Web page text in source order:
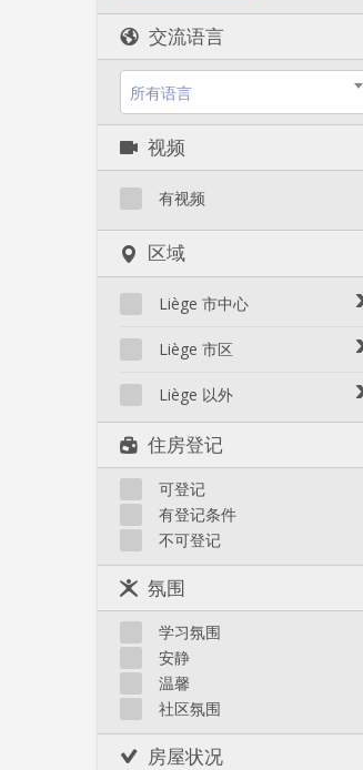
交流语言
所有语言
视频
有视频
区域
Liège 市中心
Avroy / Guillemins
Jonfosse
Cathédrale / Sauvenière /
Saint-Denis
Féronstrée / Pierreuse
Liège 市区
Amercoeur / Bressoux
Fragnée / Val Benoît
Fétinne / Longdoz / Vennes
Grivegnée
Laveu / Cointe
Outremeuse
Saint-Laurent / Sainte-
Marguerite
Saint-Léonard
Sainte-Walburge
Liège 市区
Liège 以外
Liège 以外
住房登记
可登记
有登记条件
不可登记
氛围
学习氛围
安静
温馨
社区氛围
房屋状况